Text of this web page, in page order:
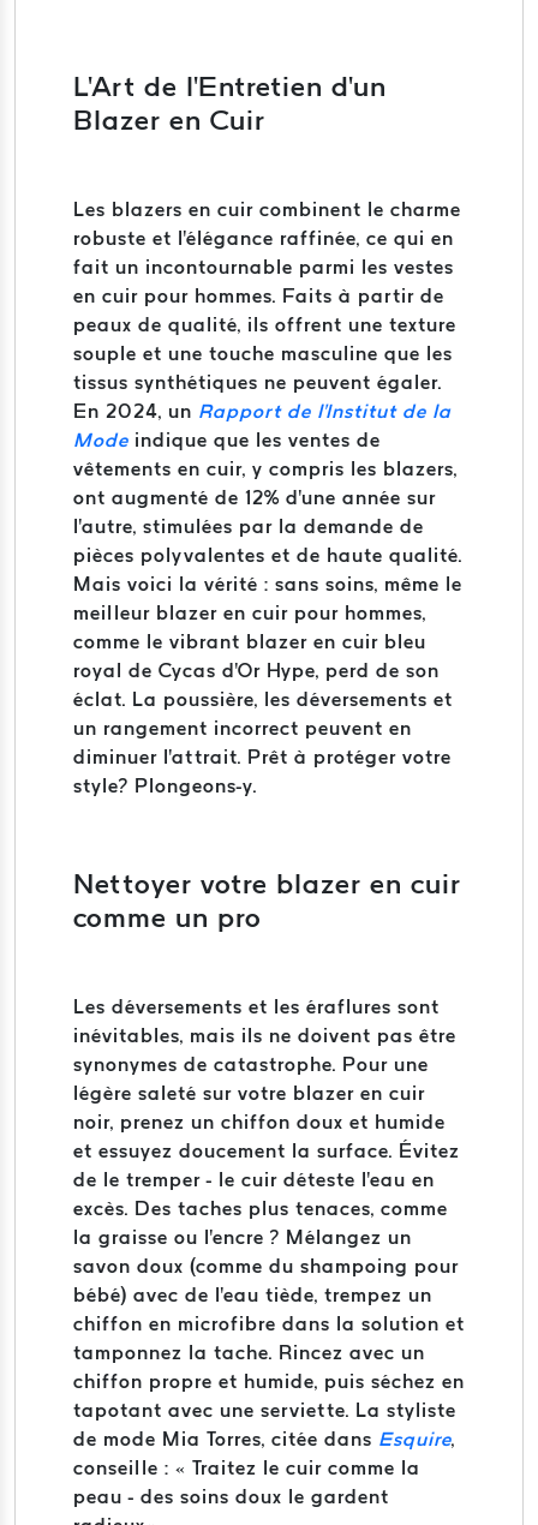
L'Art de l'Entretien d'un
Blazer en Cuir
Les blazers en cuir combinent le charme
robuste et l'élégance raffinée, ce qui en
fait un incontournable parmi les vestes
en cuir pour hommes. Faits à partir de
peaux de qualité, ils offrent une texture
souple et une touche masculine que les
tissus synthétiques ne peuvent égaler.
En 2024, un Rapport de l'Institut de la
Mode indique que les ventes de
vêtements en cuir, y compris les blazers,
ont augmenté de 12% d'une année sur
l'autre, stimulées par la demande de
pièces polyvalentes et de haute qualité.
Mais voici la vérité : sans soins, même le
meilleur blazer en cuir pour hommes,
comme le vibrant blazer en cuir bleu
royal de Cycas d'Or Hype, perd de son
éclat. La poussière, les déversements et
un rangement incorrect peuvent en
diminuer l'attrait. Prêt à protéger votre
style? Plongeons-y.
Nettoyer votre blazer en cuir
comme un pro
Les déversements et les éraflures sont
inévitables, mais ils ne doivent pas être
synonymes de catastrophe. Pour une
légère saleté sur votre blazer en cuir
noir, prenez un chiffon doux et humide
et essuyez doucement la surface. Évitez
de le tremper - le cuir déteste l'eau en
excès. Des taches plus tenaces, comme
la graisse ou l'encre ? Mélangez un
savon doux (comme du shampoing pour
bébé) avec de l'eau tiède, trempez un
chiffon en microfibre dans la solution et
tamponnez la tache. Rincez avec un
chiffon propre et humide, puis séchez en
tapotant avec une serviette. La styliste
de mode Mia Torres, citée dans Esquire,
conseille : « Traitez le cuir comme la
peau - des soins doux le gardent